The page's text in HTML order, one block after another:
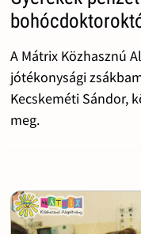
A Mátrix Közhasznú
jótékonysági
Kecskeméti Sándor,
meg.